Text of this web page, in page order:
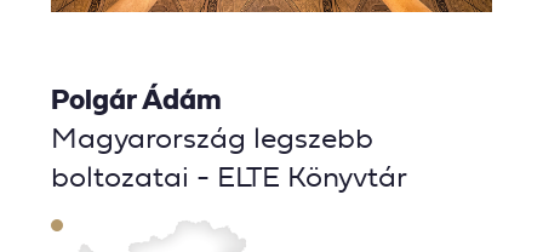
Polgár Ádám
Magyarország legszebb
boltozatai - ELTE Könyvtár